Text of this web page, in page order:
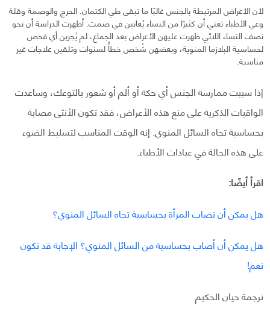
لأن الأعراض المرتبطة بالجنس غالبًا ما تبقى طي الكتمان. الحرج والوصمة وقلة
وعي الأطباء تعني أن كثيرًا من النساء يُعانين في صمت. أظهرت الدراسة أن نحو
نصف النساء اللائي ظهرت عليهن الأعراض بعد الجماع، لم يُجرين أي فحص
لحساسية البلازما المنوية، وبعضهن شُخص خطأً لسنوات وتلقين علاجات غير
مناسبة.
إذا سببت ممارسة الجنس أي حكة أو ألم أو شعور بالتوعك، وساعدت
الواقيات الذكرية على منع هذه الأعراض، فقد تكون الأنثى مصابة
بحساسية تجاه السائل المنوي. إنه الوقت المناسب لتسليط الضوء
على هذه الحالة في عيادات الأطباء.
اقرأ أيضًا:
هل يمكن أن تصاب المرأة بحساسية تجاه السائل المنوي؟
هل يمكن أن أصاب بحساسية من السائل المنوي؟ الإجابة قد تكون
نعم!
ترجمة حيان الحكيم